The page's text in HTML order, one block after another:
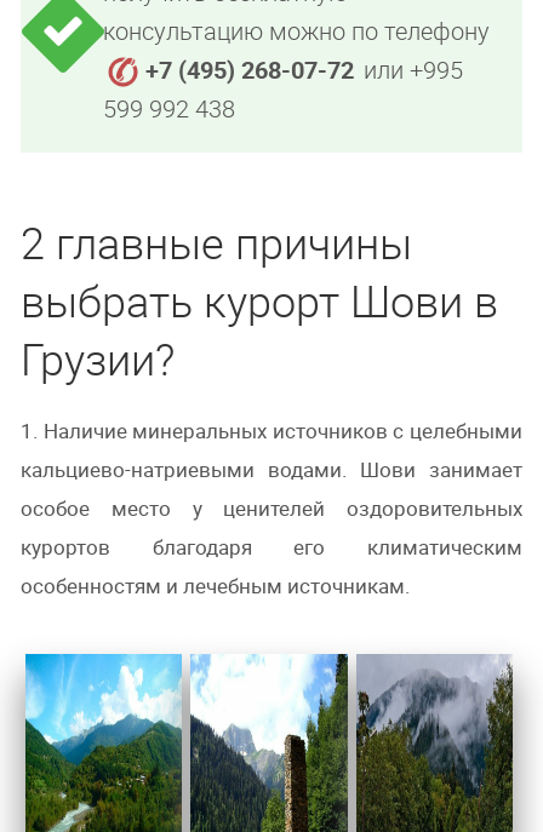
консультацию можно по телефону
+7 (495) 268-07-72 или +995
599 992 438
2 главные причины
выбрать курорт Шови в
Грузии?
1. Наличие минеральных источников с целебными
кальциево-натриевыми водами. Шови занимает
особое место у ценителей оздоровительных
курортов благодаря его климатическим
особенностям и лечебным источникам.